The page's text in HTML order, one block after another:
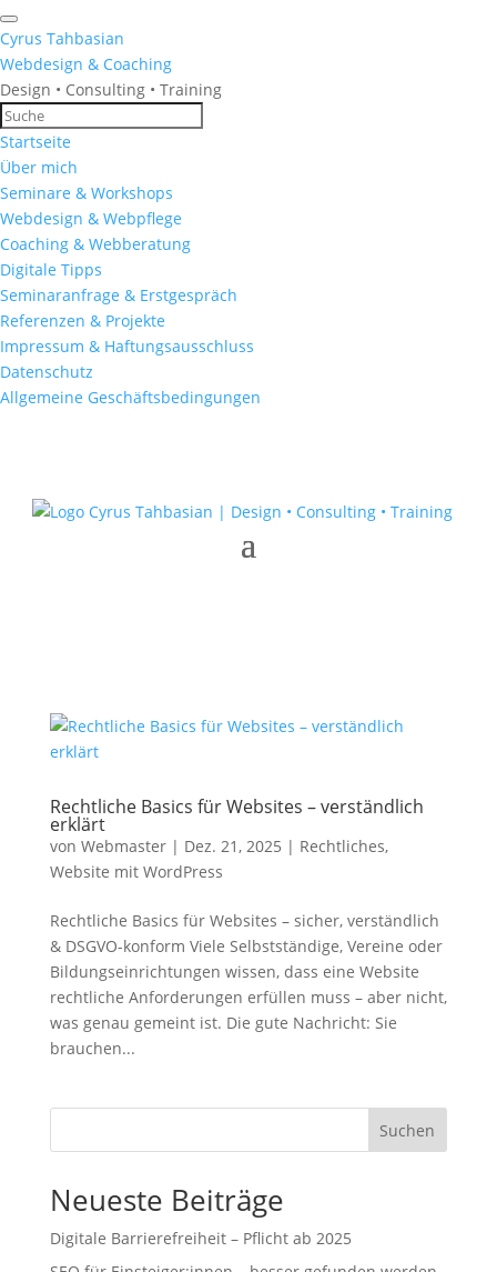
Cyrus Tahbasian
Webdesign & Coaching
Design • Consulting • Training
Startseite
Über mich
Seminare & Workshops
Webdesign & Webpflege
Coaching & Webberatung
Digitale Tipps
Seminaranfrage & Erstgespräch
Referenzen & Projekte
Impressum & Haftungsausschluss
Datenschutz
Allgemeine Geschäftsbedingungen
Rechtliche Basics für Websites – verständlich
erklärt
von Webmaster| Dez. 21, 2025 | Rechtliches,
Website mit WordPress
Rechtliche Basics für Websites – sicher, verständlich
& DSGVO-konform Viele Selbstständige, Vereine oder
Bildungseinrichtungen wissen, dass eine Website
rechtliche Anforderungen erfüllen muss – aber nicht,
was genau gemeint ist. Die gute Nachricht: Sie
brauchen...
Suchen
Neueste Beiträge
Digitale Barrierefreiheit – Pflicht ab 2025